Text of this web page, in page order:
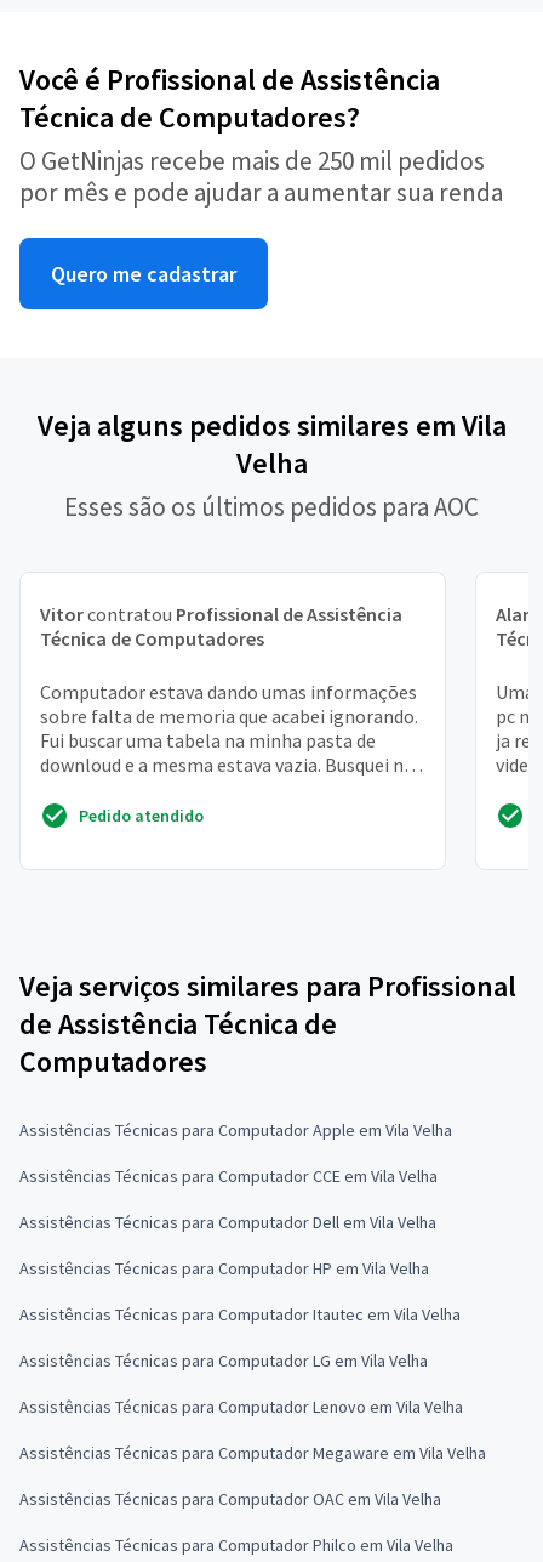
Você é Profissional de Assistência
Técnica de Computadores?
O GetNinjas recebe mais de 250 mil pedidos
por mês e pode ajudar a aumentar sua renda
Quero me cadastrar
Veja alguns pedidos similares em Vila
Velha
Esses são os últimos pedidos para AOC
Vitorcontratou Profissional de Assistência
Técnica de Computadores
Computador estava dando umas informações
sobre falta de memoria que acabei ignorando.
Fui buscar uma tabela na minha pasta de
downloud e a mesma estava vazia. Busquei na
Pedido atendido
Uma
pc
ja
Veja serviços similares para Profissional
de Assistência Técnica de
Computadores
Assistências Técnicas para Computador Apple em Vila Velha
Assistências Técnicas para Computador CCE em Vila Velha
Assistências Técnicas para Computador Dell em Vila Velha
Assistências Técnicas para Computador HP em Vila Velha
Assistências Técnicas para Computador Itautec em Vila Velha
Assistências Técnicas para Computador LG em Vila Velha
Assistências Técnicas para Computador Lenovo em Vila Velha
Assistências Técnicas para Computador Megaware em Vila Velha
Assistências Técnicas para Computador OAC em Vila Velha
Assistências Técnicas para Computador Philco em Vila Velha